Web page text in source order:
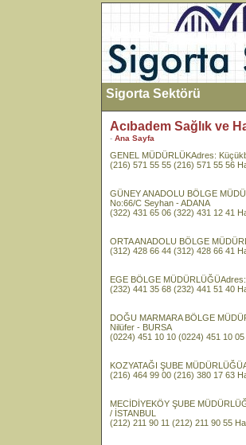
Sigorta Sektörü
Acıbadem Sağlık ve
- Ana Sayfa
GENEL MÜDÜRLÜKAdres:
(216) 571 55 55 (216) 571 55 56
GÜNEY ANADOLU BÖLGE
No:66/C Seyhan - ADANA
(322) 431 65 06 (322) 431 12 41
ORTA ANADOLU BÖLGE
(312) 428 66 44 (312) 428 66 41
EGE BÖLGE
(232) 441 35 68 (232) 441 51 40
DOĞU MARMARA BÖLGE
Nilüfer - BURSA
(0224) 451 10 10 (0224) 451 10
KOZYATAĞI ŞUBE
(216) 464 99 00 (216) 380 17 63
MECİDİYEKÖY ŞUBE
/ İSTANBUL
(212) 211 90 11 (212) 211 90 55